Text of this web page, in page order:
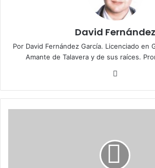
David Fernández
Por David Fernández García. Licenciado en
Amante de Talavera y de sus raíces.
bo
ok